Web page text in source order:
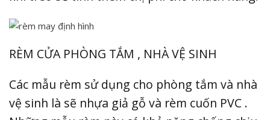
RÈM CỬA PHÒNG TẮM , NHÀ VỆ SINH
Các mẫu rèm sử dụng cho phòng tắm và nhà
vệ sinh là sẽ nhựa giả gỗ và rèm cuốn PVC .